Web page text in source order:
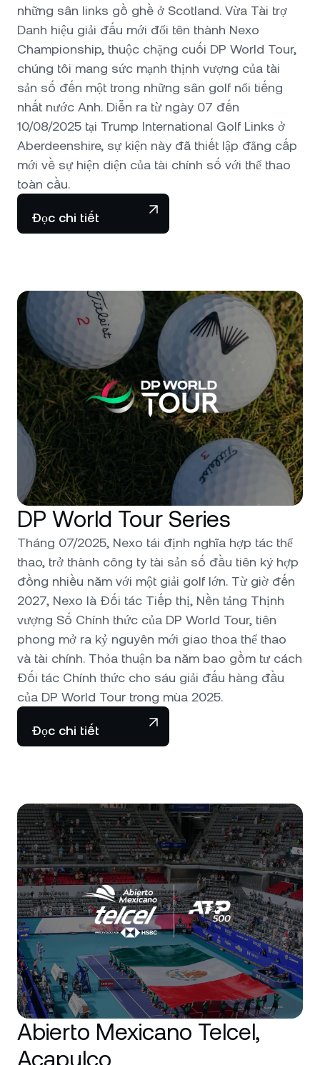
những sân links gồ ghề ở Scotland. Vừa Tài trợ
Danh hiệu giải đấu mới đổi tên thành Nexo
Championship, thuộc chặng cuối DP World Tour,
chúng tôi mang sức mạnh thịnh vượng của tài
sản số đến một trong những sân golf nổi tiếng
nhất nước Anh. Diễn ra từ ngày 07 đến
10/08/2025 tại Trump International Golf Links ở
Aberdeenshire, sự kiện này đã thiết lập đẳng cấp
mới về sự hiện diện của tài chính số với thể thao
toàn cầu.
Đọc chi tiết
DP World Tour Series
Tháng 07/2025, Nexo tái định nghĩa hợp tác thể
thao, trở thành công ty tài sản số đầu tiên ký hợp
đồng nhiều năm với một giải golf lớn. Từ giờ đến
2027, Nexo là Đối tác Tiếp thị, Nền tảng Thịnh
vượng Số Chính thức của DP World Tour, tiên
phong mở ra kỷ nguyên mới giao thoa thể thao
và tài chính. Thỏa thuận ba năm bao gồm tư cách
Đối tác Chính thức cho sáu giải đấu hàng đầu
của DP World Tour trong mùa 2025.
Đọc chi tiết
Abierto Mexicano Telcel,
Acapulco